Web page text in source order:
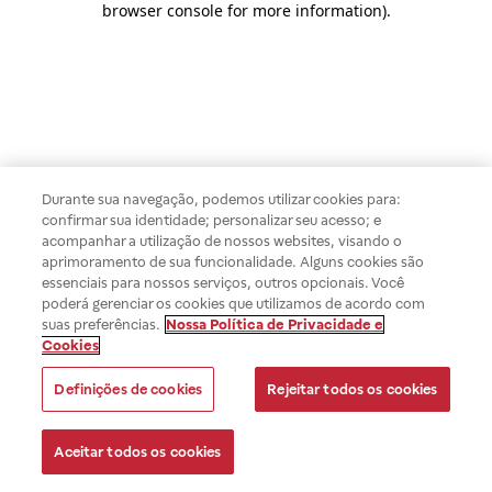
browser console for more information).
Durante sua navegação, podemos utilizar cookies para:
confirmar sua identidade; personalizar seu acesso; e
acompanhar a utilização de nossos websites, visando o
aprimoramento de sua funcionalidade. Alguns cookies são
essenciais para nossos serviços, outros opcionais. Você
poderá gerenciar os cookies que utilizamos de acordo com
suas preferências. Nossa Política de Privacidade e
Cookies
Definições de cookies Rejeitar todos os cookies
Aceitar todos os cookies